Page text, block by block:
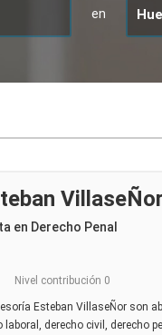
en
VillaseÑor
en Derecho Penal
Nivel contribución 0
Esteban VillaseÑor son
derecho civil, derecho